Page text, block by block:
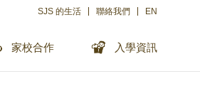
SJS 的生活 聯絡我們 EN
家校合作 入學資訊